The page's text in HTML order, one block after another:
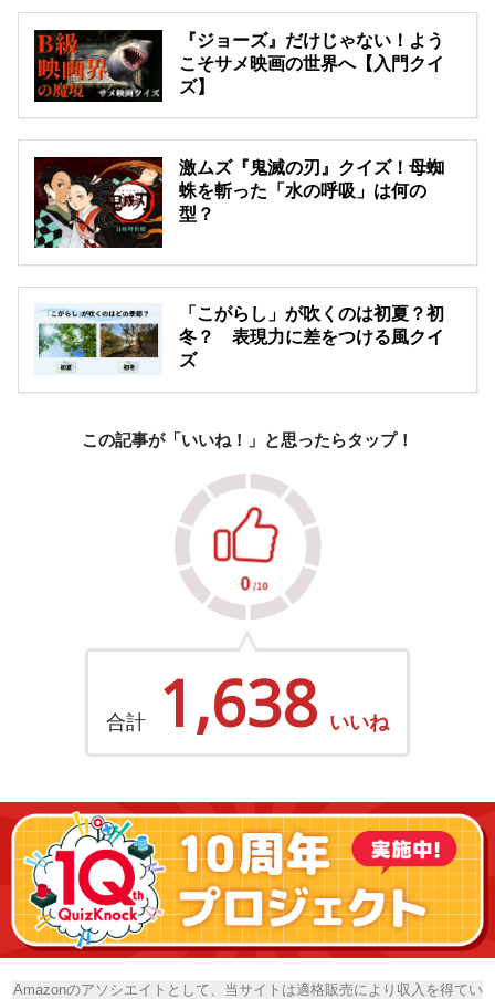
『ジョーズ』だけじゃない！よう
こそサメ映画の世界へ【入門クイ
ズ】
激ムズ『鬼滅の刃』クイズ！母蜘
蛛を斬った「水の呼吸」は何の
型？
「こがらし」が吹くのは初夏？初
冬？ 表現力に差をつける風クイ
ズ
この記事が「いいね！」と思ったらタップ！
合計 1,638 いいね
Amazonのアソシエイトとして、当サイトは適格販売により収入を得てい